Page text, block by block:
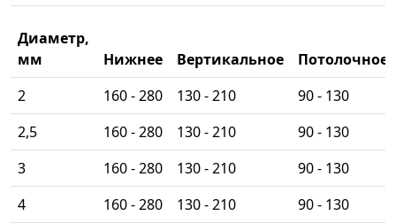
Диаметр,
мм
Нижнее Вертикальное
Потолочное
2
160 - 280 130 - 210
90 - 130
2,5
160 - 280 130 - 210
90 - 130
3
160 - 280 130 - 210
90 - 130
4
160 - 280 130 - 210
90 - 130